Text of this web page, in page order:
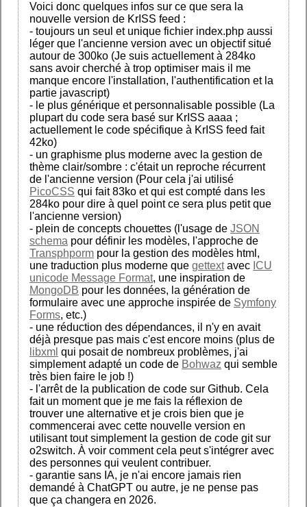
Voici donc quelques infos sur ce que sera la
nouvelle version de KrISS feed :
- toujours un seul et unique fichier index.php aussi
léger que l'ancienne version avec un objectif situé
autour de 300ko (Je suis actuellement à 284ko
sans avoir cherché à trop optimiser mais il me
manque encore l'installation, l'authentification et la
partie javascript)
- le plus générique et personnalisable possible (La
plupart du code sera basé sur KrISS aaaa ;
actuellement le code spécifique à KrISS feed fait
42ko)
- un graphisme plus moderne avec la gestion de
thème clair/sombre : c'était un reproche récurrent
de l'ancienne version (Pour cela j'ai utilisé
PicoCSS qui fait 83ko et qui est compté dans les
284ko pour dire à quel point ce sera plus petit que
l'ancienne version)
- plein de concepts chouettes (l'usage de JSON
schema pour définir les modèles, l'approche de
Transphporm pour la gestion des modèles html,
une traduction plus moderne que gettextavec ICU
unicode Message Format, une inspiration de
MongoDB pour les données, la génération de
formulaire avec une approche inspirée de Symfony
Forms, etc.)
- une réduction des dépendances, il n'y en avait
déjà presque pas mais c'est encore moins (plus de
libxml qui posait de nombreux problèmes, j'ai
simplement adapté un code de Bohwaz qui semble
très bien faire le job !)
- l'arrêt de la publication de code sur Github. Cela
fait un moment que je me fais la réflexion de
trouver une alternative et je crois bien que je
commencerai avec cette nouvelle version en
utilisant tout simplement la gestion de code git sur
o2switch. À voir comment cela peut s'intégrer avec
des personnes qui veulent contribuer.
- garantie sans IA, je n'ai encore jamais rien
demandé à ChatGPT ou autre, je ne pense pas
que ça changera en 2026.